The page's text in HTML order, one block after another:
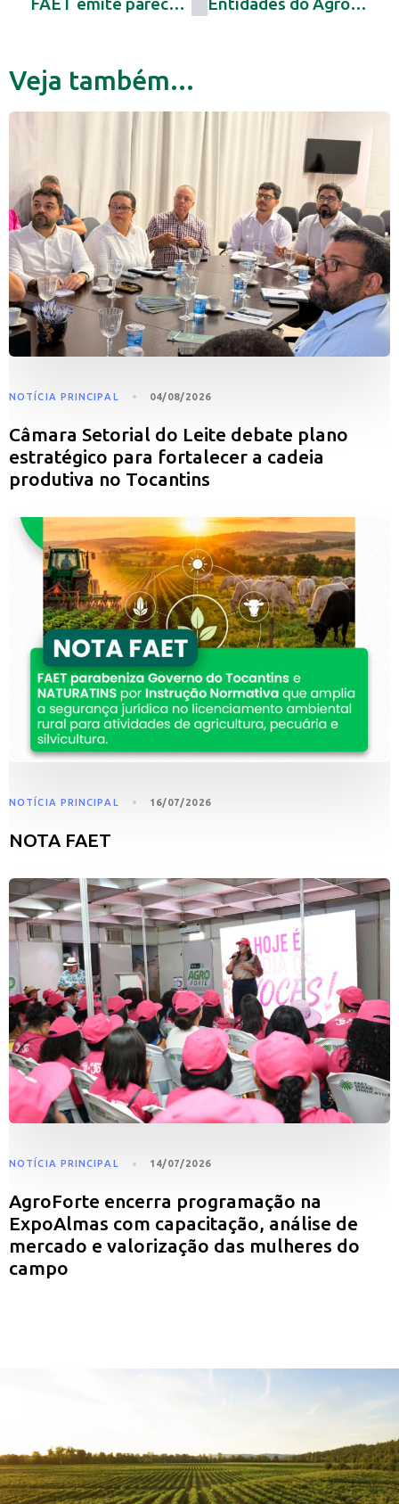
Veja também...
NOTÍCIA PRINCIPAL 04/08/2026
Câmara Setorial do Leite debate plano
estratégico para fortalecer a cadeia
produtiva no Tocantins
NOTÍCIA PRINCIPAL 16/07/2026
NOTA FAET
NOTÍCIA PRINCIPAL 14/07/2026
AgroForte encerra programação na
ExpoAlmas com capacitação, análise de
mercado e valorização das mulheres do
campo